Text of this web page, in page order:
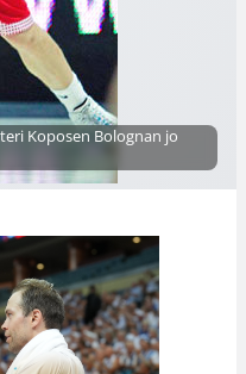
Koposen Bolognan jo